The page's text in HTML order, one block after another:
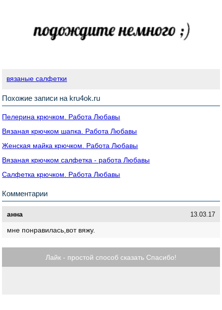
вязаные салфетки
Похожие записи на kru4ok.ru
Пелерина крючком. Работа Любавы
Вязаная крючком шапка. Работа Любавы
Женская майка крючком. Работа Любавы
Вязаная крючком салфетка - работа Любавы
Салфетка крючком. Работа Любавы
Комментарии
анна 13.03.17
мне понравилась,вот вяжу.
Лайк - простой способ сказать Спасибо!